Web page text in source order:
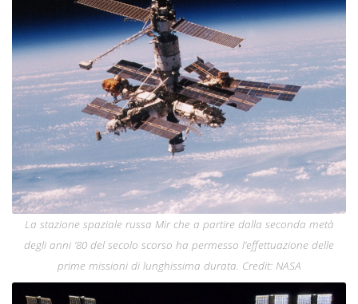
La stazione spaziale russa Mir che a partire dalla seconda metà
degli anni ’80 del secolo scorso ha permesso l’effettuazione delle
prime missioni di lunghissima durata. Credit: NASA